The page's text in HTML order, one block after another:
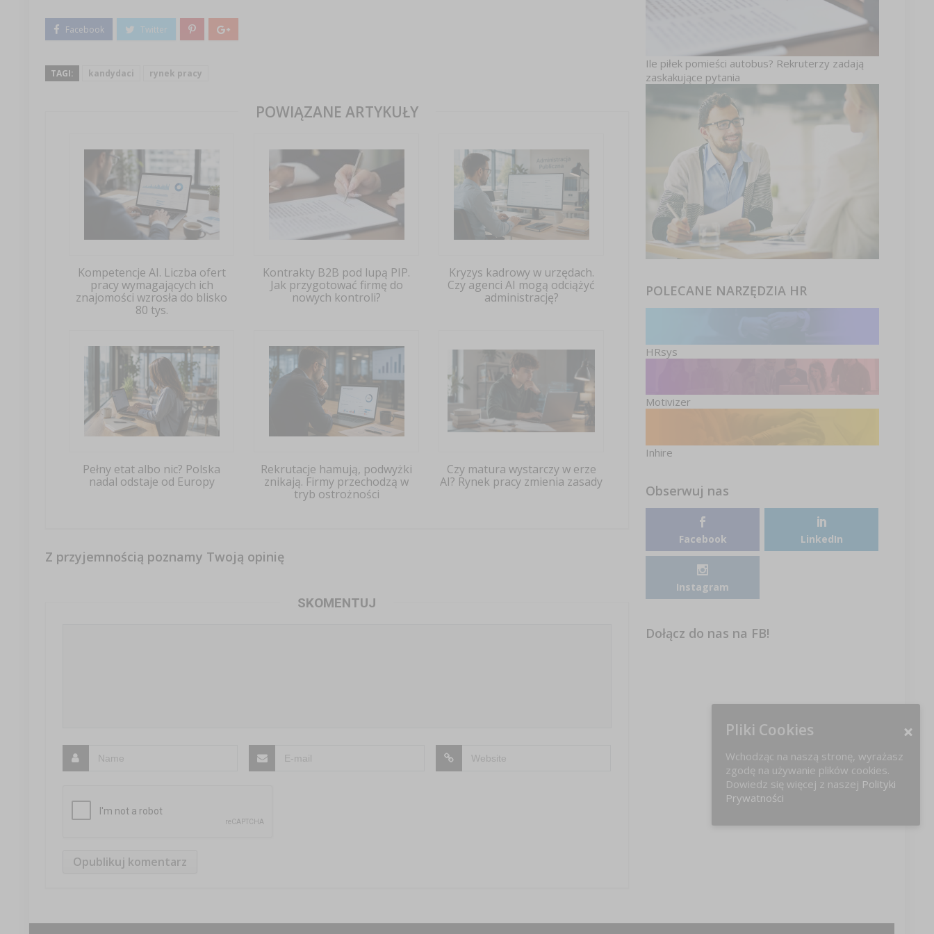
TAGI: kandydaci rynek pracy
POWIĄZANE ARTYKUŁY
Kompetencje AI. Liczba ofert
pracy wymagających ich
znajomości wzrosła do blisko
80 tys.
Kontrakty B2B pod lupą PIP.
Jak przygotować firmę do
nowych kontroli?
Kryzys kadrowy w urzędach.
Czy agenci AI mogą odciążyć
administrację?
Pełny etat albo nic? Polska
nadal odstaje od Europy
Rekrutacje hamują, podwyżki
znikają. Firmy przechodzą w
tryb ostrożności
Czy matura wystarczy w erze
AI? Rynek pracy zmienia zasady
Z przyjemnością poznamy Twoją opinię
SKOMENTUJ
Ile piłek pomieści autobus? Rekruterzy zadają
zaskakujące pytania
POLECANE NARZĘDZIA HR
HRsys
Motivizer
Inhire
Obserwuj nas
Facebook LinkedIn
Instagram
Dołącz do nas na FB!
Pliki Cookies
Wchodząc na naszą stronę, wyrażasz
zgodę na używanie plików cookies.
Dowiedz się więcej z naszej Polityki
Prywatności